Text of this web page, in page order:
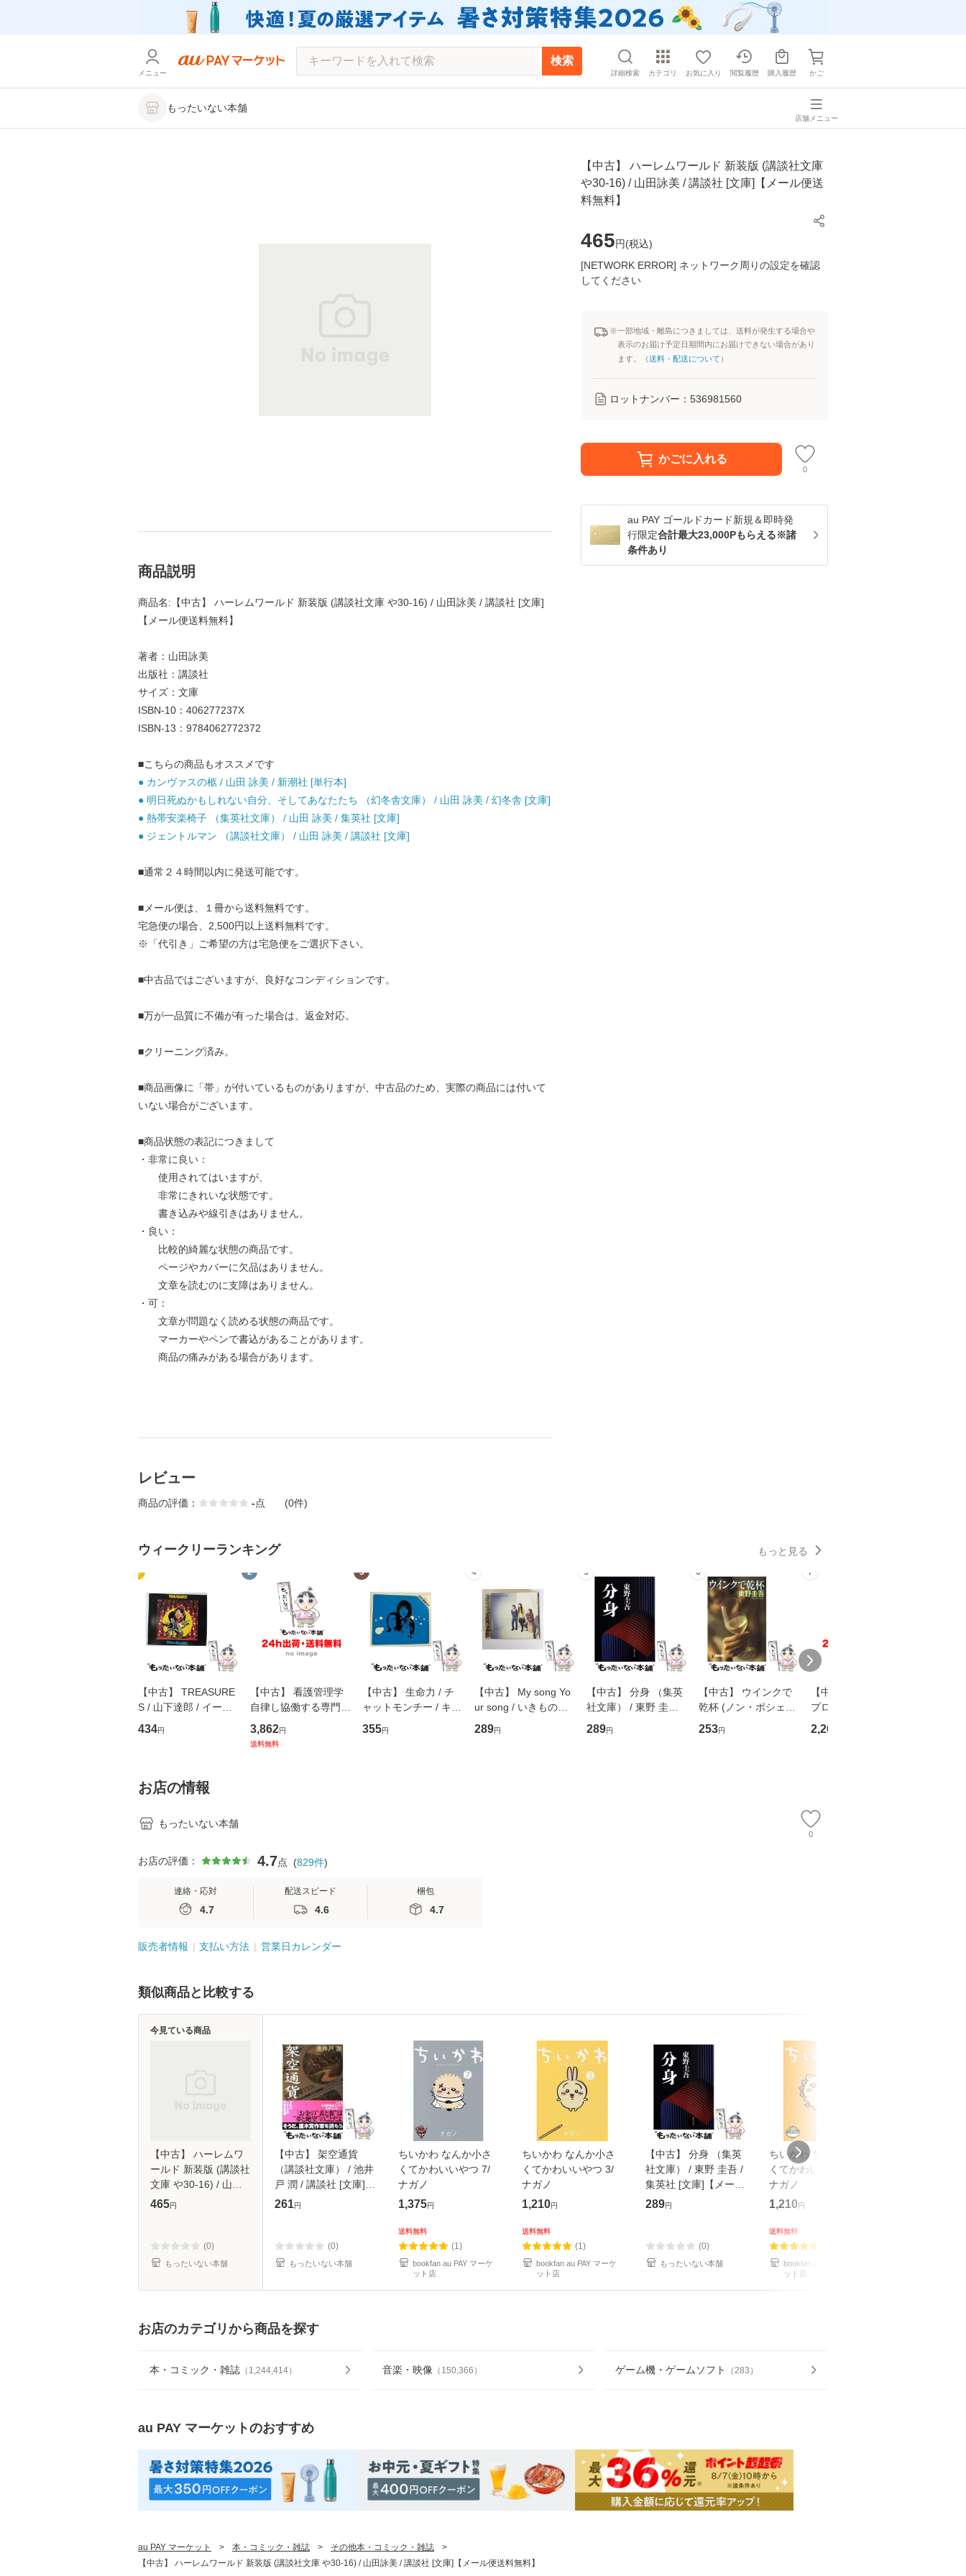
メニュー
検索
詳細検索 カテゴリ お気に入り 閲覧履歴 購入履歴 かご
もったいない本舗
店舗メニュー
【中古】 ハーレムワールド 新装版 (講談社文庫
や30-16) / 山田詠美 / 講談社 [文庫]【メール便送
料無料】
465円(税込)
[NETWORK ERROR] ネットワーク周りの設定を確認
してください
※一部地域・離島につきましては、送料が発生する場合や
表示のお届け予定日期間内にお届けできない場合があり
ます。（送料・配送について ）
ロットナンバー： 536981560
かごに入れる
0
au PAY ゴールドカード新規＆即時発
行限定合計最大23,000Pもらえる※諸
条件あり
商品説明
商品名:【中古】 ハーレムワールド 新装版 (講談社文庫 や30-16) / 山田詠美 / 講談社 [文庫]
【メール便送料無料】
著者：山田詠美
出版社：講談社
サイズ：文庫
ISBN-10：406277237X
ISBN-13：9784062772372
■こちらの商品もオススメです
● カンヴァスの柩 / 山田 詠美 / 新潮社 [単行本]
● 明日死ぬかもしれない自分、そしてあなたたち （幻冬舎文庫） / 山田 詠美 / 幻冬舎 [文庫]
● 熱帯安楽椅子 （集英社文庫） / 山田 詠美 / 集英社 [文庫]
● ジェントルマン （講談社文庫） / 山田 詠美 / 講談社 [文庫]
■通常２４時間以内に発送可能です。
■メール便は、１冊から送料無料です。
宅急便の場合、2,500円以上送料無料です。
※「代引き」ご希望の方は宅急便をご選択下さい。
■中古品ではございますが、良好なコンディションです。
■万が一品質に不備が有った場合は、返金対応。
■クリーニング済み。
■商品画像に「帯」が付いているものがありますが、中古品のため、実際の商品には付いて
いない場合がございます。
■商品状態の表記につきまして
・非常に良い：
使用されてはいますが、
非常にきれいな状態です。
書き込みや線引きはありません。
・良い：
比較的綺麗な状態の商品です。
ページやカバーに欠品はありません。
文章を読むのに支障はありません。
・可：
文章が問題なく読める状態の商品です。
マーカーやペンで書込があることがあります。
商品の痛みがある場合があります。
レビュー
商品の評価： -点 (0件)
ウィークリーランキング もっと見る
1
【中古】 TREASURE
S / 山下達郎 / イース
トウエスト・ジャパン
[CD]【メール便送料無
434円
2
【中古】 看護管理学
自律し協働する専門職
の看護マネジメントス
キル 改訂第3版 (看護
3,862円
送料無料
3
【中古】 生命力 / チ
ャットモンチー / キュ
ーンレコード [CD]
【メール便送料無料】
355円
4
【中古】 My song Yo
ur song / いきものが
かり / [CD]【メール便
送料無料】
289円
5
【中古】 分身 （集英
社文庫） / 東野 圭吾 /
集英社 [文庫]【メール
便送料無料】
289円
6
【中古】 ウインクで
乾杯 (ノン・ポシェッ
ト) / 東野圭吾 / 祥伝
社 [文庫]【メール便送
253円
7
【中古】 野ブタ。を
プロデュース [DVD-B
OX] / バップ [DVD]
【メール便送料無料】
2,266
お店の情報
もったいない本舗
0
お店の評価： 4.7点 (829件)
連絡・応対
4.7
配送スピード
4.6
梱包
4.7
販売者情報 支払い方法 営業日カレンダー
類似商品と比較する
【中古】 ハーレムワ
ールド 新装版 (講談社
文庫 や30-16) / 山田
詠美 / 講談社 [文庫]
465円
(0)
もったいない本舗
今見ている商品
【中古】 架空通貨
（講談社文庫） / 池井
戸 潤 / 講談社 [文庫]
【メール便送料無料】
261円
(0)
もったいない本舗
ちいかわ なんか小さ
くてかわいいやつ 7/
ナガノ
1,375円
送料無料
(1)
bookfan au PAY マーケ
ット店
ちいかわ なんか小さ
くてかわいいやつ 3/
ナガノ
1,210円
送料無料
(1)
bookfan au PAY マーケ
ット店
【中古】 分身 （集英
社文庫） / 東野 圭吾 /
集英社 [文庫]【メール
便送料無料】
289円
(0)
もったいない本舗
ちいかわ なんか小さ
くてかわいいやつ 6/
ナガノ
1,210 円
送料無料
bookfan au PAY マーケ
ット店
お店のカテゴリから商品を探す
本・コミック・雑誌 （ 1,244,414） 音楽・映像 （ 150,366 ） ゲーム機・ゲームソフト （ 283 ）
au PAY マーケットのおすすめ
au PAY マーケット > 本・コミック・雑誌 > その他本・コミック・雑誌
>
【中古】 ハーレムワールド 新装版 (講談社文庫 や30-16) / 山田詠美 / 講談社 [文庫]【メール便送料無料】